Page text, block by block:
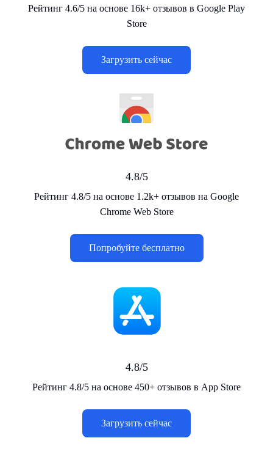
Рейтинг 4.6/5 на основе 16k+ отзывов в Google Play
Store
Загрузить сейчас
4.8/5
Рейтинг 4.8/5 на основе 1.2k+ отзывов на Google
Chrome Web Store
Попробуйте бесплатно
4.8/5
Рейтинг 4.8/5 на основе 450+ отзывов в App Store
Загрузить сейчас